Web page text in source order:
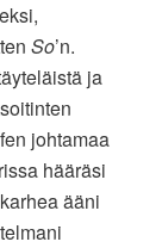
So’n.
ja
johtamaa
hääräsi
ääni